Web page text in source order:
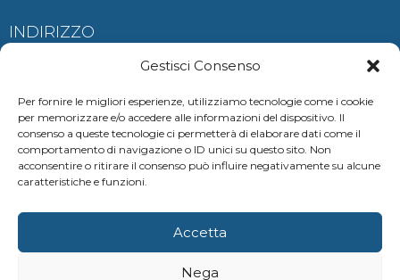
Gestisci Consenso
Per fornire le migliori esperienze, utilizziamo tecnologie come i cookie
per memorizzare e/o accedere alle informazioni del dispositivo. Il
consenso a queste tecnologie ci permetterà di elaborare dati come il
comportamento di navigazione o ID unici su questo sito. Non
acconsentire o ritirare il consenso può influire negativamente su alcune
caratteristiche e funzioni.
Accetta
Nega
INDIRIZZO
Contrada Ogliastrillo, Cefalù
CONTATTI
auramariscefalu@gmail.com
+39 380 685 0537